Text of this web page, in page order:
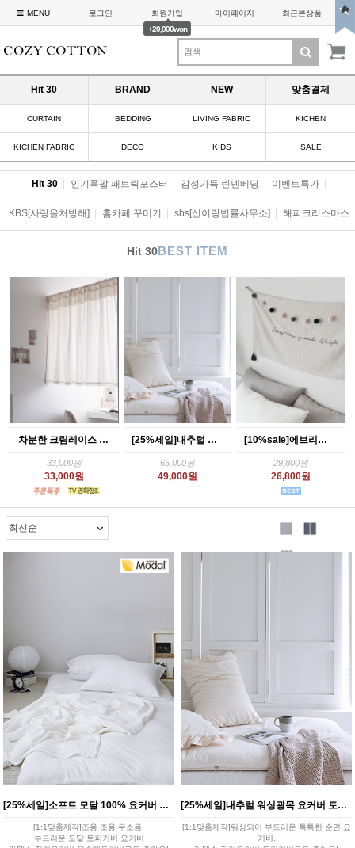
MENU 로그인
회원가입
+20,000won
마이페이지 최근본상품
Hit 30 BRAND NEW 맞춤결제
CURTAIN BEDDING LIVING FABRIC KICHEN
KICHEN FABRIC DECO KIDS SALE
Hit 30 인기폭팔 패브릭포스터 감성가득 린넨베딩 이벤트특가
KBS[사랑을처방해] 홈카페 꾸미기 sbs[신이랑법률사무소] 해피크리스마스
Hit 30BEST ITEM
차분한 크림레이스 롱바란스 (4size)
33,000원
33,000원
[25%세일]내추럴 워싱광목 요커버 토퍼커버
65,000원
49,000원
[10%sale]에브리띵 자수레터링패브릭포스터
29,800원
26,800원
[25%세일]소프트 모달 100% 요커버 토퍼커버
[1:1맞춤제작]조용 조용 무소음.
부드러운 모달 토퍼커버 요커버
[25%세일]내추럴 워싱광목 요커버 토퍼커버
[1:1맞춤제작]워싱되어 부드러운 톡톡한 순면 요
커버.